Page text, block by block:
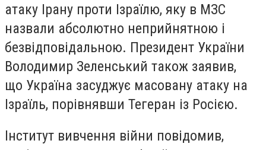
атаку Ірану проти Ізраїлю, яку в МЗС
назвали абсолютно неприйнятною і
безвідповідальною. Президент України
Володимир Зеленський також заявив,
що Україна засуджує масовану атаку на
Ізраїль, порівнявши Тегеран із Росією.
Інститут вивчення війни повідомив,